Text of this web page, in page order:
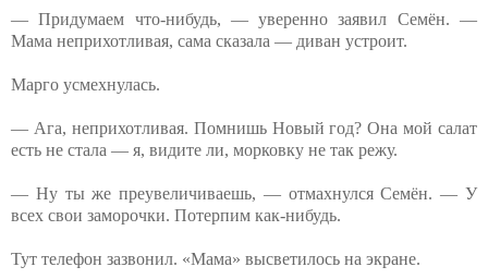
— Придумаем что-нибудь, — уверенно заявил Семён. —
Мама неприхотливая, сама сказала — диван устроит.
Марго усмехнулась.
— Ага, неприхотливая. Помнишь Новый год? Она мой салат
есть не стала — я, видите ли, морковку не так режу.
— Ну ты же преувеличиваешь, — отмахнулся Семён. — У
всех свои заморочки. Потерпим как-нибудь.
Тут телефон зазвонил. «Мама» высветилось на экране.